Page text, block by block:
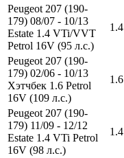
Peugeot 207 (190-
179) 08/07 - 10/13
Estate 1.4 VTi/VVT
Petrol 16V (95 л.с.)
1.4
Peugeot 207 (190-
179) 02/06 - 10/13
Хэтчбек 1.6 Petrol
16V (109 л.с.)
1.6
Peugeot 207 (190-
179) 11/09 - 12/12
Estate 1.4 VTi Petrol
16V (98 л.с.)
1.4